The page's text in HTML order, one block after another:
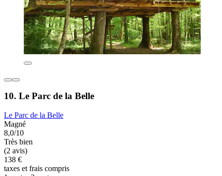
10. Le Parc de la Belle
Le Parc de la Belle
Magné
8,0/10
Très bien
(2 avis)
138 €
taxes et frais compris